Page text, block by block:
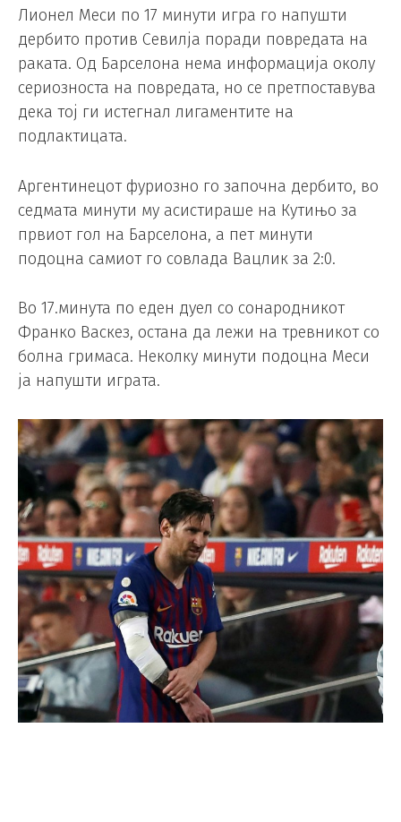
Лионел Меси по 17 минути игра го напушти
дербито против Севилја поради повредата на
раката. Од Барселона нема информација околу
сериозноста на повредата, но се претпоставува
дека тој ги истегнал лигаментите на
подлактицата.
Аргентинецот фуриозно го започна дербито, во
седмата минути му асистираше на Кутињо за
првиот гол на Барселона, а пет минути
подоцна самиот го совлада Вацлик за 2:0.
Во 17.минута по еден дуел со сонародникот
Франко Васкез, остана да лежи на тревникот со
болна гримаса. Неколку минути подоцна Меси
ја напушти играта.